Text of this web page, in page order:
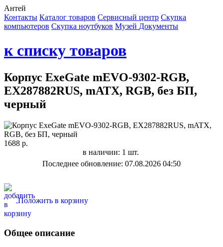
Антей
Контакты Каталог товаров Сервисный центр Cкупка
компьютеров Cкупка ноутбуков Музей Документы
к списку товаров
Корпус ExeGate mEVO-9302-RGB,
EX287882RUS, mATX, RGB, без БП,
черный
1688 р.
в наличии: 1 шт.
Последнее обновление: 07.08.2026 04:50
Положить в корзину
Общее описание